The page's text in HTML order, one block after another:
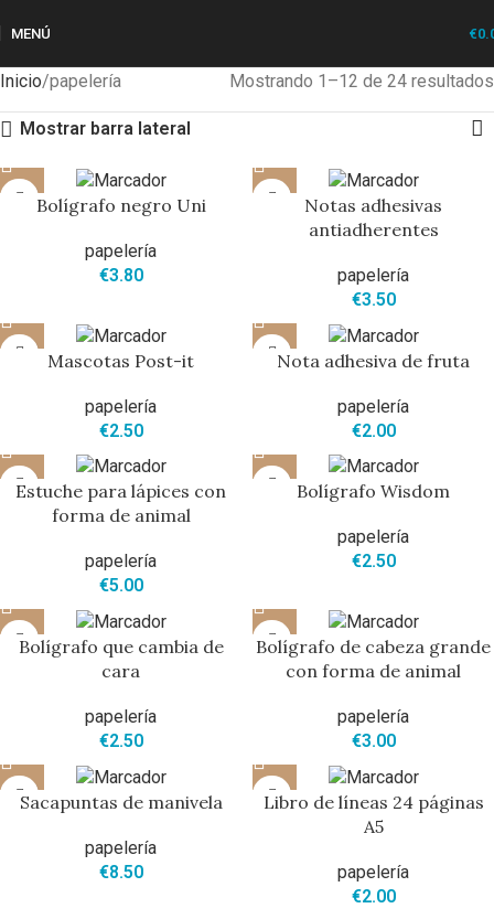
MENÚ €
Inicio papelería Mostrando 1–12 de 24 resultados
Mostrar barra lateral
Bolígrafo negro Uni
papelería
€3.80
Notas adhesivas
antiadherentes
papelería
€3.50
Mascotas Post-it
papelería
€2.50
Nota adhesiva de fruta
papelería
€2.00
Estuche para lápices con
forma de animal
papelería
€5.00
Bolígrafo Wisdom
papelería
€2.50
Bolígrafo que cambia de
cara
papelería
€2.50
Bolígrafo de cabeza grande
con forma de animal
papelería
€3.00
Sacapuntas de manivela
papelería
€8.50
Libro de líneas 24 páginas
A5
papelería
€2.00